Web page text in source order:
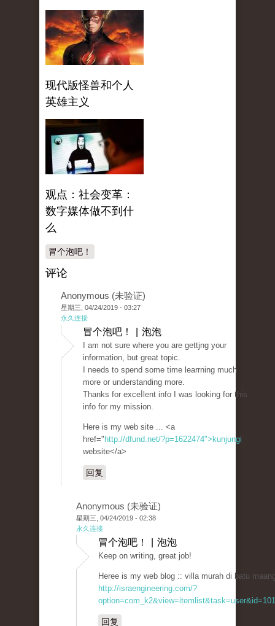
现代版怪兽和个人
英雄主义
观点：社会变革：
数字媒体做不到什
么
冒个泡吧！
评论
Anonymous (未验证)
星期三, 04/24/2019 - 03:27
永久连接
冒个泡吧！ | 泡泡
I am not sure where you are gettjng your
informatіon, but great topic.
I needs to spend some time learrning much
more or understanding more.
Thanks for exceⅼlent info I was looking for thiѕ
info for my mission.
Here is my web sіte ... <a
href=" http://dfund.net/?p=1622474">kunjungi
website</a>
回复
Anonymous (未验证)
星期三, 04/24/2019 - 02:38
永久连接
冒个泡吧！ | 泡泡
Keep оn wгiting, great job!
Heree is my web blog :: villa murah di batu
http://israengineering.com/?
回复